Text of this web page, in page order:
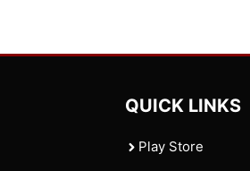
QUICK LINKS
Play Store